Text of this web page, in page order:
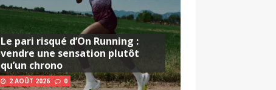
Le pari risqué d’On Running :
vendre une sensation plutôt
qu’un chrono
2 AOÛT 2026 0